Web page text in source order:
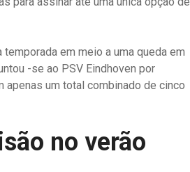
em meio a uma queda em
-se ao PSV Eindhoven por
apenas um total combinado de cinco
no verão